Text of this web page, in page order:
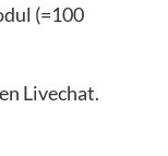
(=100
Livechat.